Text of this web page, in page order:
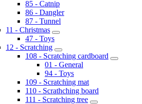
85 - Catnip
86 - Dangler
87 - Tunnel
11 - Christmas
47 - Toys
12 - Scratching
108 - Scratching cardboard
01 - General
94 - Toys
109 - Scratching mat
110 - Scrathching board
111 - Scratching tree